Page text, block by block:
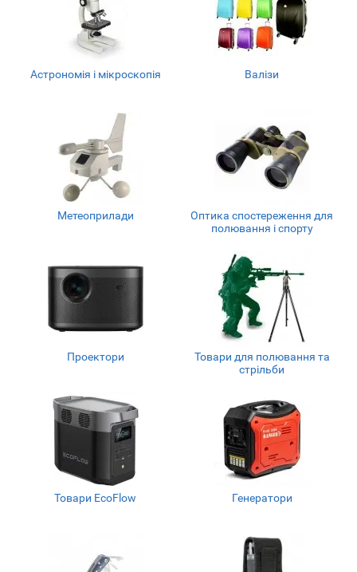
Астрономія і мікроскопія Валізи
Метеоприлади
Оптика спостереження для
полювання і спорту
Проектори
Товари для полювання та
стрільби
Товари EcoFlow Генератори